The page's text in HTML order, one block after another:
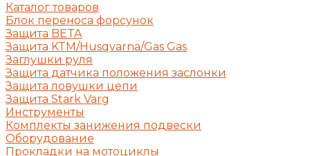
Каталог товаров
Блок переноса форсунок
Защита BETA
Защита KTM/Husqvarna/Gas Gas
Заглушки руля
Защита датчика положения заслонки
Защита ловушки цепи
Защита Stark Varg
Инструменты
Комплекты занижения подвески
Оборудование
Прокладки на мотоциклы